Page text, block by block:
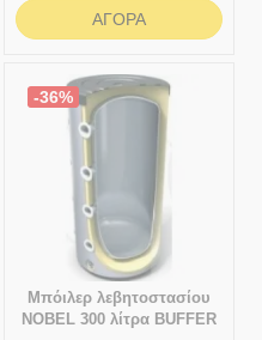
ΑΓΟΡΆ
-36%
Μπόιλερ λεβητοστασίου
NOBEL 300 λίτρα BUFFER